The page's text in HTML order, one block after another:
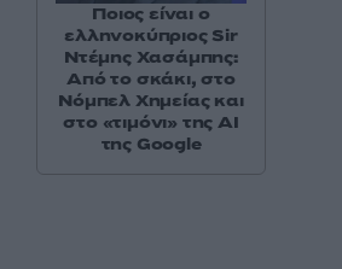
Ποιος είναι ο
ελληνοκύπριος Sir
Ντέμης Χασάμπης:
Από το σκάκι, στο
Νόμπελ Χημείας και
στο «τιμόνι» της AI
της Google